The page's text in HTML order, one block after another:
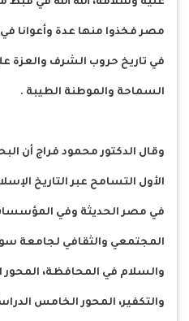
عليه وسلامه، الله الله في
مصر فخذوا منها عدة وأعوانا في
في تاريخ حروب الشرف والعزة
السماحة والموطنة الطيبة .
وقال الدكتور محمود فراج أن
الأول التسامح عبر التاريخ
في مصر الحديثة وفي
المجتمعي والثقافي لجامعة
والسلام في المحافظة، المحور
والتكفير، المحور الخامس